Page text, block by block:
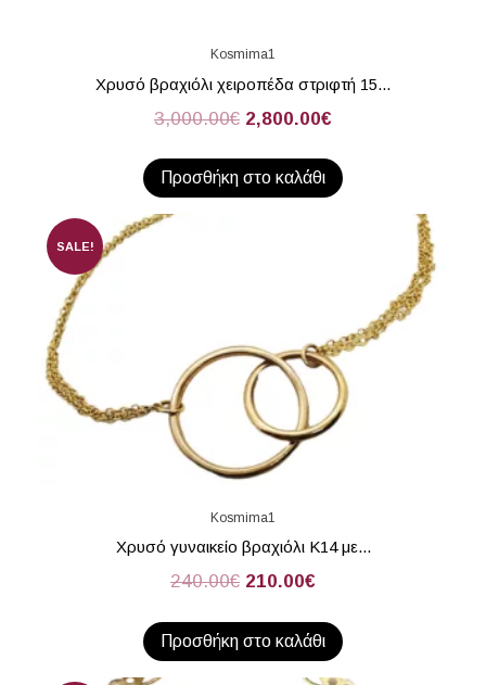
Kosmima1
Χρυσό βραχιόλι χειροπέδα στριφτή 15...
3,000.00€ 2,800.00€
Προσθήκη στο καλάθι
SALE!
Kosmima1
Χρυσό γυναικείο βραχιόλι Κ14 με...
240.00€ 210.00€
Προσθήκη στο καλάθι